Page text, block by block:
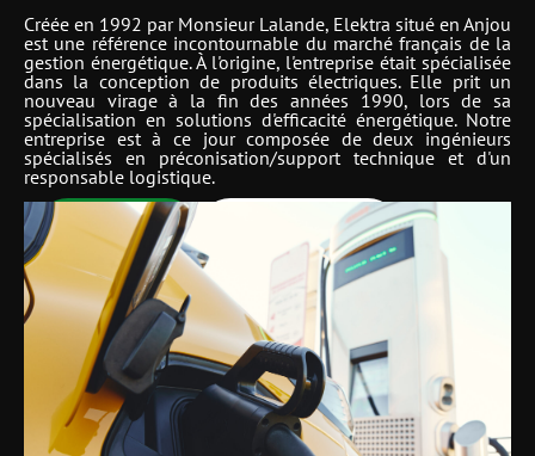
Créée en 1992 par Monsieur Lalande, Elektra situé en Anjou
est une référence incontournable du marché français de la
gestion énergétique. À l'origine, l'entreprise était spécialisée
dans la conception de produits électriques. Elle prit un
nouveau virage à la fin des années 1990, lors de sa
spécialisation en solutions d'efficacité énergétique. Notre
entreprise est à ce jour composée de deux ingénieurs
spécialisés en préconisation/support technique et d'un
responsable logistique.
02 41 61 36 96 NOUS CONTACTER